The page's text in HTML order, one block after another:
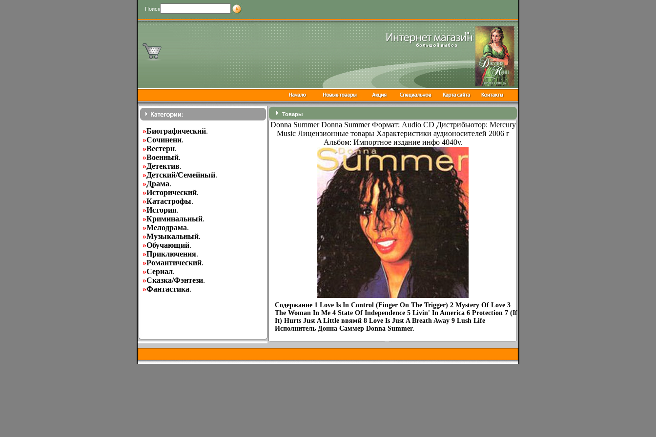
Поиск
»Биографический.
»Cочинени.
»Вестерн.
»Военный.
»Детектив.
»Детский/Семейный.
»Драма.
»Исторический.
»Катастрофы.
»История.
»Криминальный.
»Мелодрама.
»Музыкальный.
»Обучающий.
»Приключения.
»Романтический.
»Сериал.
»Сказка/Фэнтези.
»Фантастика.
Товары
Donna Summer Donna Summer Формат: Audio CD Дистрибьютор: Mercury
Music Лицензионные товары Характеристики аудионосителей 2006 г
Альбом: Импортное издание инфо 4040v.
Содержание 1 Love Is In Control (Finger On The Trigger) 2 Mystery Of Love 3
The Woman In Me 4 State Of Independence 5 Livin' In America 6 Protection 7 (If
It) Hurts Just A Little ввямй 8 Love Is Just A Breath Away 9 Lush Life
Исполнитель Донна Саммер Donna Summer.